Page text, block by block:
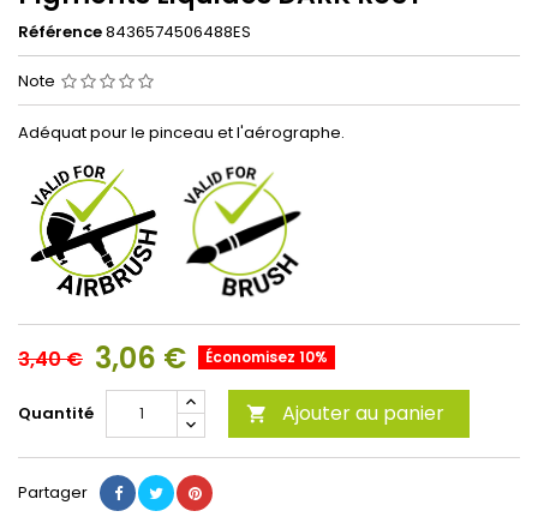
Référence8436574506488ES
Note
Adéquat pour le pinceau et l'aérographe.
3,40 € 3,06 € Économisez 10%
Quantité  Ajouter au panier
Partager